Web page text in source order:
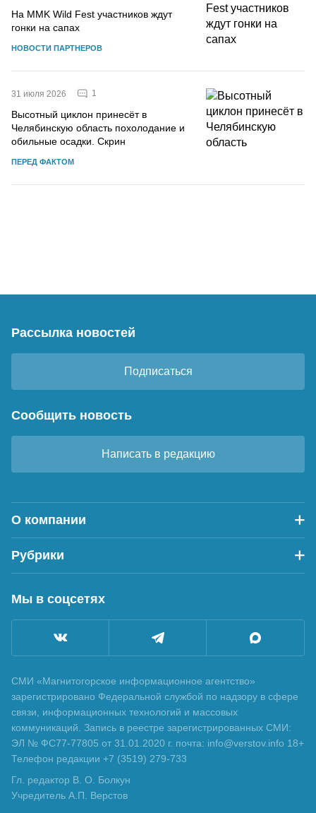
На MMK Wild Fest участников ждут
гонки на сапах
НОВОСТИ ПАРТНЕРОВ
31 июля 2026 1
Высотный циклон принесёт в
Челябинскую область похолодание и
обильные осадки. Скрин
ПЕРЕД ФАКТОМ
Рассылка новостей
Подписаться
Сообщить новость
Написать в редакцию
О компании
Рубрики
Мы в соцсетях
СМИ «Магнитогорское информационное агентство»
зарегистрировано Федеральной службой по надзору в сфере
связи, информационных технологий и массовых
коммуникаций. Запись в реестре зарегистрированных СМИ:
ЭЛ № ФС77-77805 от 31.01.2020 г. почта: info@verstov.info 18+
Телефон редакции +7 (3519) 279-733
Гл. редактор В. О. Болкун
Учредитель А.П. Верстов